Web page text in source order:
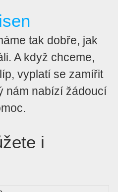
tak dobře, jak
A když chceme,
vyplatí se zamířit
nám nabízí žádoucí
i